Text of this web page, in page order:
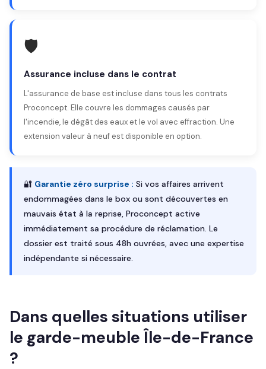
🛡️
Assurance incluse dans le contrat
L'assurance de base est incluse dans tous les contrats
Proconcept. Elle couvre les dommages causés par
l'incendie, le dégât des eaux et le vol avec effraction. Une
extension valeur à neuf est disponible en option.
🔐 Garantie zéro surprise : Si vos affaires arrivent
endommagées dans le box ou sont découvertes en
mauvais état à la reprise, Proconcept active
immédiatement sa procédure de réclamation. Le
dossier est traité sous 48h ouvrées, avec une expertise
indépendante si nécessaire.
Dans quelles situations utiliser
le garde-meuble Île-de-France
?